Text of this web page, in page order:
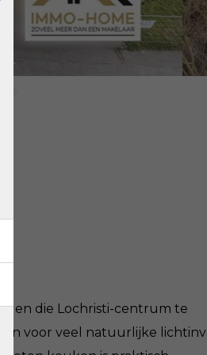
die Lochristi-centrum te
voor veel natuurlijke